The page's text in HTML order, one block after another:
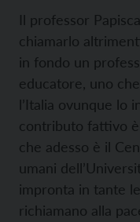
Il professor
chiamarlo
in fondo un
educatore, uno
l’Italia ovunque lo
contributo fattivo
che adesso è il
umani
impronta in tante
richiamano alla